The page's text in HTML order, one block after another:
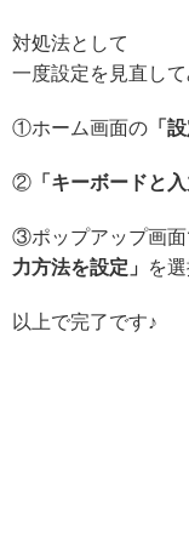
対処法として
一度設定を見直して
①ホーム画面の 「
② 「キーボードと入
③ポップアップ画
力方法を設定」
を選
以上で完了です♪